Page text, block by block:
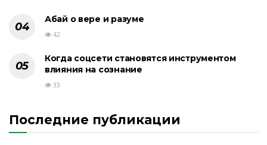
Абай о вере и разуме
42
Когда соцсети становятся инструментом
влияния на сознание
33
Последние публикации